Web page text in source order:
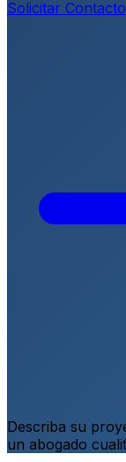
Solicitar Contacto
Describa su
un abogado